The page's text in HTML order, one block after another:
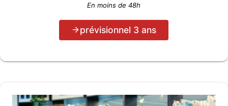
En moins de 48h
prévisionnel 3 ans